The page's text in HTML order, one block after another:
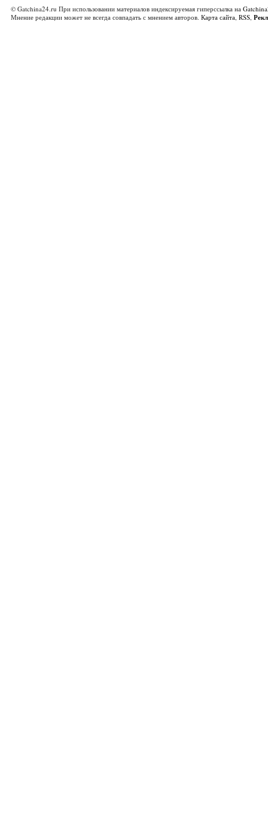
© Gatchina24.ru При использовании материалов индексируемая гиперссылка на
Мнение редакции может не всегда совпадать с мнением авторов. Карта сайта, RSS,